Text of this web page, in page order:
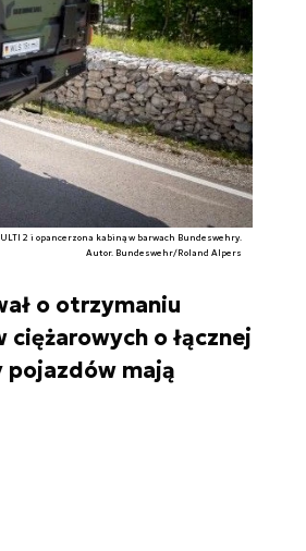
2 i opancerzona kabiną w barwach Bundeswehry.
Autor. Bundeswehr/Roland Alpers
o otrzymaniu
o łącznej
pojazdów mają